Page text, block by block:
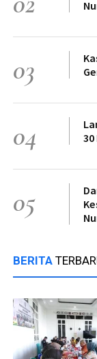
03
04
30
05
BERITA